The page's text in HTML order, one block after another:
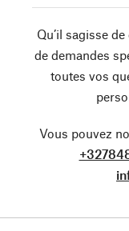
Qu’il sagisse
de demandes
toutes vos
Vous pouvez